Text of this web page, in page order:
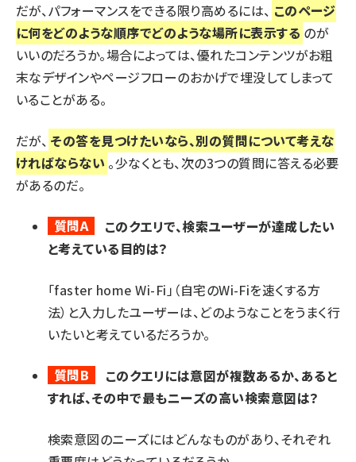
だが、パフォーマンスをできる限り高めるには、 このページ
に何をどのような順序でどのような場所に表示する のが
いいのだろうか。場合によっては、優れたコンテンツがお粗
末なデザインやページフローのおかげで埋没してしまって
いることがある。
だが、 その答を見つけたいなら、別の質問について考えな
ければならない 。少なくとも、次の3つの質問に答える必要
があるのだ。
質問A
このクエリで、検索ユーザーが達成したい
と考えている目的は？
「faster home Wi-Fi」（自宅のWi-Fiを速くする方
法）と入力したユーザーは、どのようなことをうまく行
いたいと考えているだろうか。
質問B
このクエリには意図が複数あるか、あると
すれば、その中で最もニーズの高い検索意図は？
検索意図のニーズにはどんなものがあり、それぞれ